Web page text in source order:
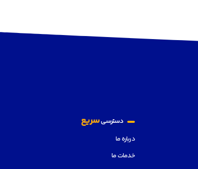
دسترسیسریع
درباره ما
خدمات ما